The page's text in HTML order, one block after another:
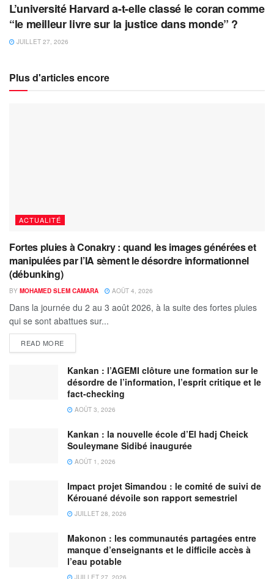
L’université Harvard a-t-elle classé le coran comme
“le meilleur livre sur la justice dans monde” ?
JUILLET 27, 2026
Plus d'articles encore
ACTUALITÉ
Fortes pluies à Conakry : quand les images générées et
manipulées par l’IA sèment le désordre informationnel
(débunking)
BY MOHAMED SLEM CAMARA AOÛT 4, 2026
Dans la journée du 2 au 3 août 2026, à la suite des fortes pluies
qui se sont abattues sur...
READ MORE
Kankan : l’AGEMI clôture une formation sur le
désordre de l’information, l’esprit critique et le
fact-checking
AOÛT 3, 2026
Kankan : la nouvelle école d’El hadj Cheick
Souleymane Sidibé inaugurée
AOÛT 1, 2026
Impact projet Simandou : le comité de suivi de
Kérouané dévoile son rapport semestriel
JUILLET 28, 2026
Makonon : les communautés partagées entre
manque d’enseignants et le difficile accès à
l’eau potable
JUILLET 27, 2026